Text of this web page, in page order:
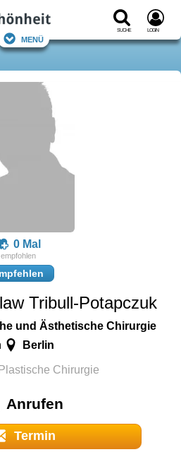
Suche Login
Menü
0 Mal
Tribull-Potapczuk
und Ästhetische Chirurgie
Berlin
Chirurgie
Anrufen
Termin